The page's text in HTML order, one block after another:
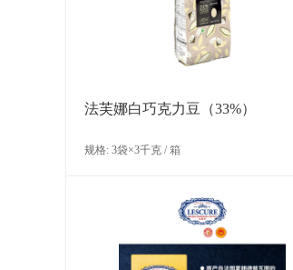
LA ROSE NOIRE 蓝莓丹麦酥
规格: 120个×30克 / 箱
法芙娜白巧克力豆（33%）
规格: 3袋×3千克 / 箱